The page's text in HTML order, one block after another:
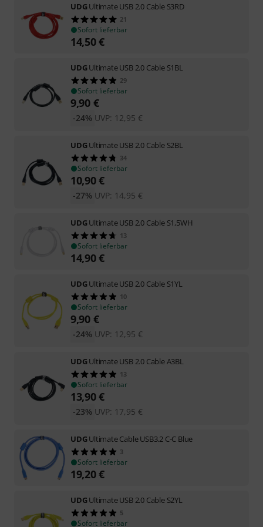
UDGUltimate USB 2.0 Cable S3RD
21
Sofort lieferbar
14,50€
UDGUltimate USB 2.0 Cable S1BL
29
Sofort lieferbar
9,90 €
UVP: 12,95 €
-24%
UDGUltimate USB 2.0 Cable S2BL
34
Sofort lieferbar
10,90€
UVP: 14,95 €
-27%
UDGUltimate USB 2.0 Cable S1,5WH
13
Sofort lieferbar
14,90€
UDGUltimate USB 2.0 Cable S1YL
10
Sofort lieferbar
9,90 €
UVP: 12,95 €
-24%
UDGUltimate USB 2.0 Cable A3BL
13
Sofort lieferbar
13,90€
UVP: 17,95 €
-23%
UDGUltimate Cable USB3.2 C-C Blue
3
Sofort lieferbar
19,20€
UDGUltimate USB 2.0 Cable S2YL
5
Sofort lieferbar